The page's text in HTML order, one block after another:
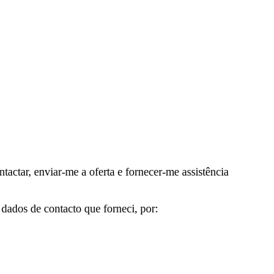
enviar-me a oferta e fornecer-me assistência
de contacto que forneci, por: